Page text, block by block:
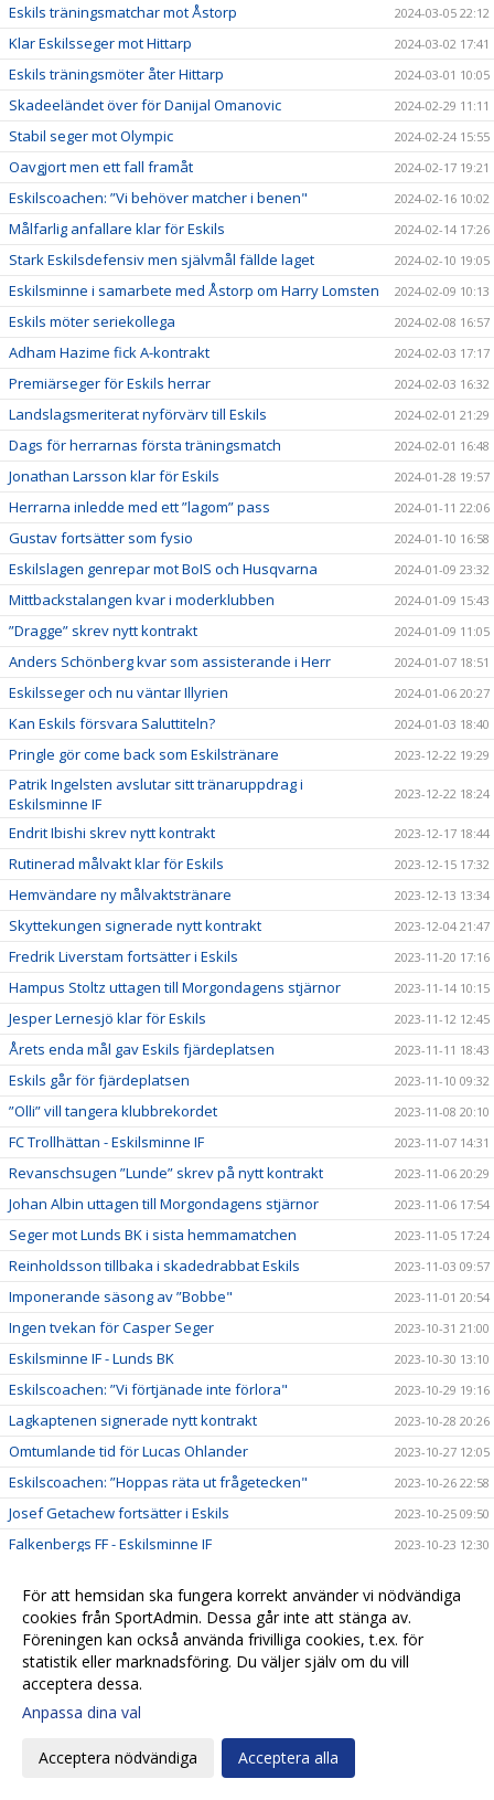
Eskils träningsmatchar mot Åstorp 2024-03-05 22:12
Klar Eskilsseger mot Hittarp 2024-03-02 17:41
Eskils träningsmöter åter Hittarp 2024-03-01 10:05
Skadeeländet över för Danijal Omanovic 2024-02-29 11:11
Stabil seger mot Olympic 2024-02-24 15:55
Oavgjort men ett fall framåt 2024-02-17 19:21
Eskilscoachen: ”Vi behöver matcher i benen" 2024-02-16 10:02
Målfarlig anfallare klar för Eskils 2024-02-14 17:26
Stark Eskilsdefensiv men självmål fällde laget 2024-02-10 19:05
Eskilsminne i samarbete med Åstorp om Harry Lomsten 2024-02-09 10:13
Eskils möter seriekollega 2024-02-08 16:57
Adham Hazime fick A-kontrakt 2024-02-03 17:17
Premiärseger för Eskils herrar 2024-02-03 16:32
Landslagsmeriterat nyförvärv till Eskils 2024-02-01 21:29
Dags för herrarnas första träningsmatch 2024-02-01 16:48
Jonathan Larsson klar för Eskils 2024-01-28 19:57
Herrarna inledde med ett ”lagom” pass 2024-01-11 22:06
Gustav fortsätter som fysio 2024-01-10 16:58
Eskilslagen genrepar mot BoIS och Husqvarna 2024-01-09 23:32
Mittbackstalangen kvar i moderklubben 2024-01-09 15:43
”Dragge” skrev nytt kontrakt 2024-01-09 11:05
Anders Schönberg kvar som assisterande i Herr 2024-01-07 18:51
Eskilsseger och nu väntar Illyrien 2024-01-06 20:27
Kan Eskils försvara Saluttiteln? 2024-01-03 18:40
Pringle gör come back som Eskilstränare 2023-12-22 19:29
Patrik Ingelsten avslutar sitt tränaruppdrag i
Eskilsminne IF
2023-12-22 18:24
Endrit Ibishi skrev nytt kontrakt 2023-12-17 18:44
Rutinerad målvakt klar för Eskils 2023-12-15 17:32
Hemvändare ny målvaktstränare 2023-12-13 13:34
Skyttekungen signerade nytt kontrakt 2023-12-04 21:47
Fredrik Liverstam fortsätter i Eskils 2023-11-20 17:16
Hampus Stoltz uttagen till Morgondagens stjärnor 2023-11-14 10:15
Jesper Lernesjö klar för Eskils 2023-11-12 12:45
Årets enda mål gav Eskils fjärdeplatsen 2023-11-11 18:43
Eskils går för fjärdeplatsen 2023-11-10 09:32
”Olli” vill tangera klubbrekordet 2023-11-08 20:10
FC Trollhättan - Eskilsminne IF 2023-11-07 14:31
Revanschsugen ”Lunde” skrev på nytt kontrakt 2023-11-06 20:29
Johan Albin uttagen till Morgondagens stjärnor 2023-11-06 17:54
Seger mot Lunds BK i sista hemmamatchen 2023-11-05 17:24
Reinholdsson tillbaka i skadedrabbat Eskils 2023-11-03 09:57
Imponerande säsong av ”Bobbe" 2023-11-01 20:54
Ingen tvekan för Casper Seger 2023-10-31 21:00
Eskilsminne IF - Lunds BK 2023-10-30 13:10
Eskilscoachen: ”Vi förtjänade inte förlora" 2023-10-29 19:16
Lagkaptenen signerade nytt kontrakt 2023-10-28 20:26
Omtumlande tid för Lucas Ohlander 2023-10-27 12:05
Eskilscoachen: ”Hoppas räta ut frågetecken" 2023-10-26 22:58
Josef Getachew fortsätter i Eskils 2023-10-25 09:50
Falkenbergs FF - Eskilsminne IF 2023-10-23 12:30
Eskilscoachen varnar för Ahlafors motivation 2023-10-20 11:36
Lamin Sarr: ”Nyttigt för mig att spela i Eskils" 2023-10-18 22:21
Eskilsminne IF - Ahlafors IF 2023-10-16 15:18
Eskils bröt förlustsviten
Eskilsminne IF - Tvååkers IF
Succédebut för 19-årige Amir men ny förlust
För att hemsidan ska fungera korrekt använder vi nödvändiga
cookies från SportAdmin. Dessa går inte att stänga av.
Föreningen kan också använda frivilliga cookies, t.ex. för
statistik eller marknadsföring. Du väljer själv om du vill
acceptera dessa.
Anpassa dina val
Acceptera nödvändiga Acceptera alla